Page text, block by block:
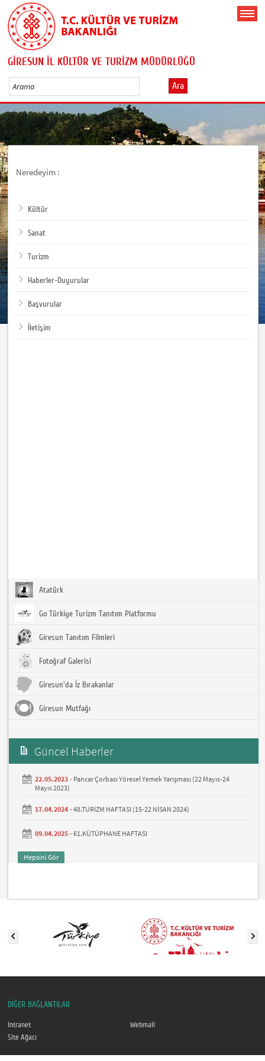
GİRESUN İL KÜLTÜR VE TURİZM MÜDÜRLÜĞÜ
Ara
Neredeyim :
Kültür
Sanat
Turizm
Haberler-Duyurular
Başvurular
İletişim
Atatürk
Go Türkiye Turizm Tanıtım Platformu
Giresun Tanıtım Filmleri
Fotoğraf Galerisi
Giresun'da İz Bırakanlar
Giresun Mutfağı
Güncel Haberler
22.05.2023 - Pancar Çorbası Yöresel Yemek Yarışması (22 Mayıs-24
Mayıs 2023)
17.04.2024 -48.TURİZM HAFTASI (15-22 NİSAN 2024)
09.04.2025 -61.KÜTÜPHANE HAFTASI
Hepsini Gör
DİĞER BAĞLANTILAR
Intranet
Webmail
Site Ağacı